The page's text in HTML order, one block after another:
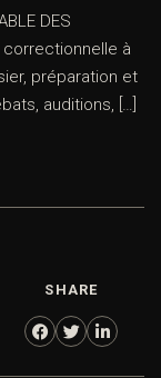
DES
correctionnelle à
préparation et
auditions, […]
SHARE